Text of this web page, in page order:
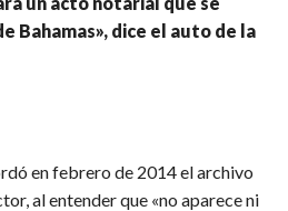
Bahamas», dice el auto de la
en febrero de 2014 el archivo
al entender que «no aparece ni